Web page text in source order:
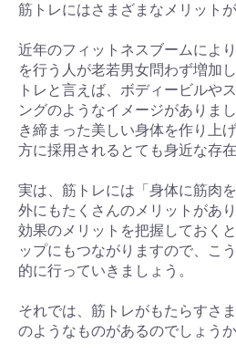
筋トレにはさまざまなメリット
近年のフィットネスブームによ
を行う人が老若男女問わず増加
トレと言えば、ボディービルや
ングのようなイメージがありま
き締まった美しい身体を作り上
方に採用されるとても身近な存
実は、筋トレには「身体に筋肉
外にもたくさんのメリットがあ
効果のメリットを把握しておく
ップにもつながりますので、こ
的に行っていきましょう。
それでは、筋トレがもたらすさ
のようなものがあるのでしょうか